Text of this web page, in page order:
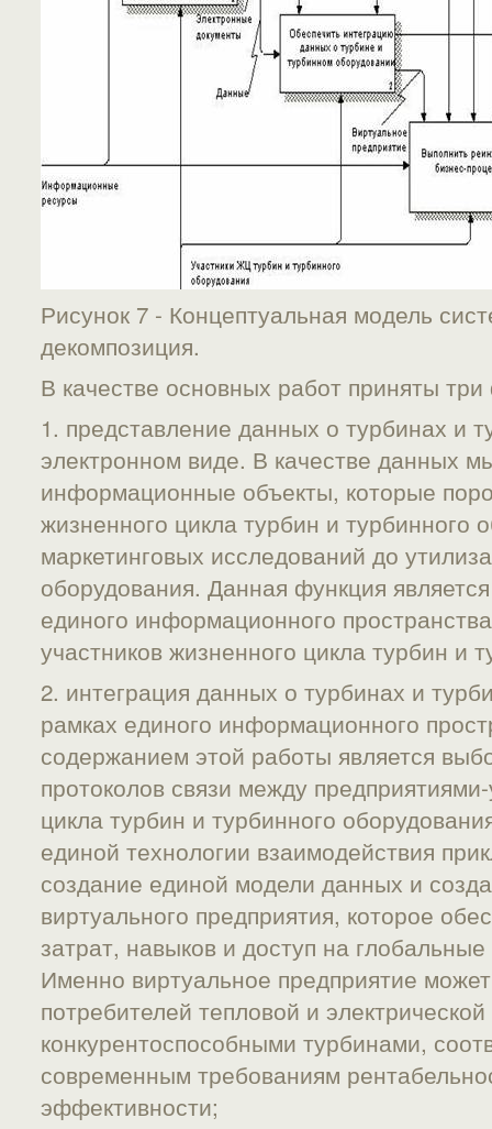
Рисунок 7 - Концептуальная модель
декомпозиция.
В качестве основных работ приняты
1. представление данных о турбинах и
электронном виде. В качестве данных
информационные объекты, которые
жизненного цикла турбин и турбинного
маркетинговых исследований до
оборудования. Данная функция
единого информационного
участников жизненного цикла турбин и
2. интеграция данных о турбинах и
рамках единого информационного
содержанием этой работы является
протоколов связи между
цикла турбин и турбинного
единой технологии взаимодействия
создание единой модели данных и
виртуального предприятия, которое
затрат, навыков и доступ на
Именно виртуальное предприятие
потребителей тепловой и
конкурентоспособными турбинами,
современным требованиям
эффективности;